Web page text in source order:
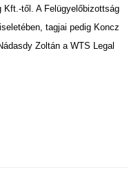
Kft.-től. A Felügyelőbizottság
tagjai pedig Koncz
Zoltán a WTS Legal